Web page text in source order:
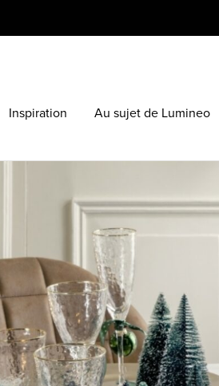
Inspiration Au sujet de Lumineo